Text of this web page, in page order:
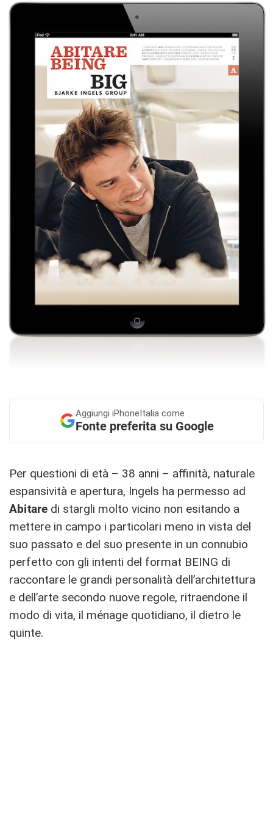
Aggiungi iPhoneItalia come
Fonte preferita su Google
Per questioni di età – 38 anni – affinità, naturale
espansività e apertura, Ingels ha permesso ad
Abitare di stargli molto vicino non esitando a
mettere in campo i particolari meno in vista del
suo passato e del suo presente in un connubio
perfetto con gli intenti del format BEING di
raccontare le grandi personalità dell’architettura
e dell’arte secondo nuove regole, ritraendone il
modo di vita, il ménage quotidiano, il dietro le
quinte.